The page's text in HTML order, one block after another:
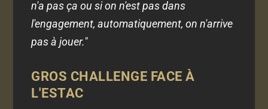
n'a pas ça ou si on n'est pas dans
l'engagement, automatiquement, on n'arrive
pas à jouer."
GROS CHALLENGE FACE À
L'ESTAC